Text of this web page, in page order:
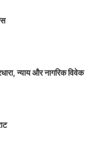
न्याय और नागरिक विवेक